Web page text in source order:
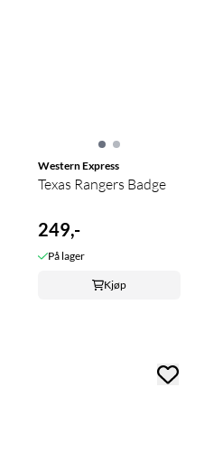
Western Express
Texas Rangers Badge
249,-
På lager
Kjøp